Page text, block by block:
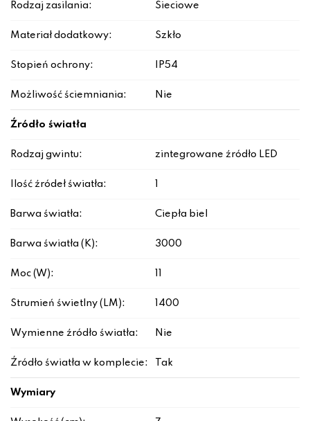
Rodzaj zasilania: Sieciowe
Materiał dodatkowy: Szkło
Stopień ochrony: IP54
Możliwość ściemniania: Nie
Źródło światła
Rodzaj gwintu: zintegrowane źródło LED
Ilość źródeł światła:
Barwa światła: Ciepła biel
Barwa światła (K): 3000
Moc (W):
Strumień świetlny (LM): 1400
Wymienne źródło światła: Nie
Źródło światła w komplecie: Tak
Wymiary